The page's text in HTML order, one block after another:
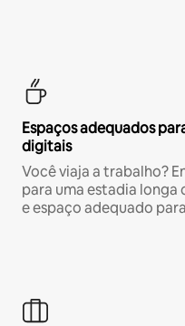
Espaços adequados
digitais
Você viaja a trabalho?
para uma estadia
e espaço adequado